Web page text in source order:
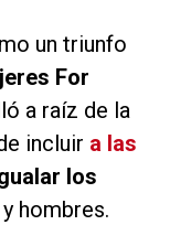
un triunfo
For
a raíz de la
incluir a las
los
hombres.